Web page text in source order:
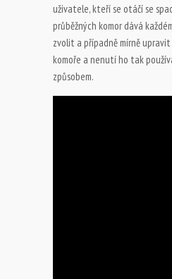
uživatele, kteří se otáčí se
průběžných komor dává
zvolit a případně mírně
komoře a nenutí ho tak
způsobem.